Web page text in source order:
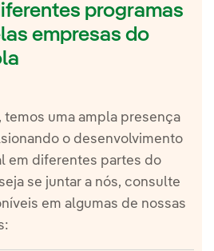
programas
empresas do
temos uma ampla presença
o desenvolvimento
em diferentes partes do
se juntar a nós, consulte
em algumas de nossas